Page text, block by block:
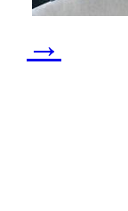
→